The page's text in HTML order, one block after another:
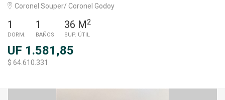
Coronel Souper/ Coronel Godoy
1
DORM.
1
BAÑOS
36 M2
SUP. ÚTIL
UF 1.581,85
$ 64.610.331